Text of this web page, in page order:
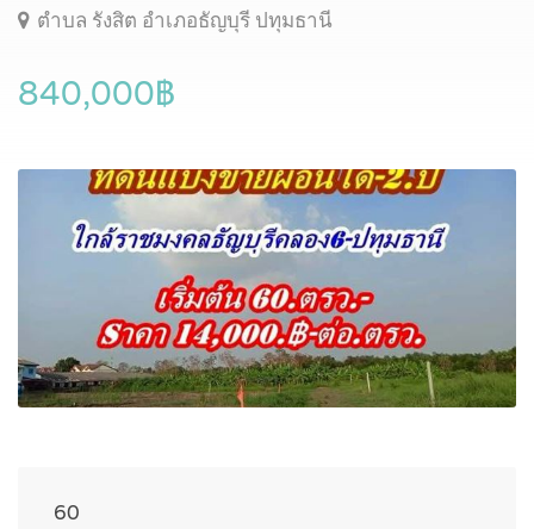
ตำบล รังสิต อำเภอธัญบุรี ปทุมธานี
840,000฿
60